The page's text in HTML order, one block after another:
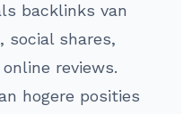
backlinks van
social shares,
reviews.
hogere posities